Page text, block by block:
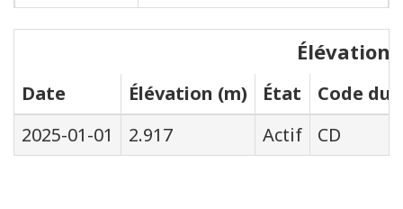
Élévations
Date Élévation (m) État
Code du
2025-01-01
2.917 Actif CD